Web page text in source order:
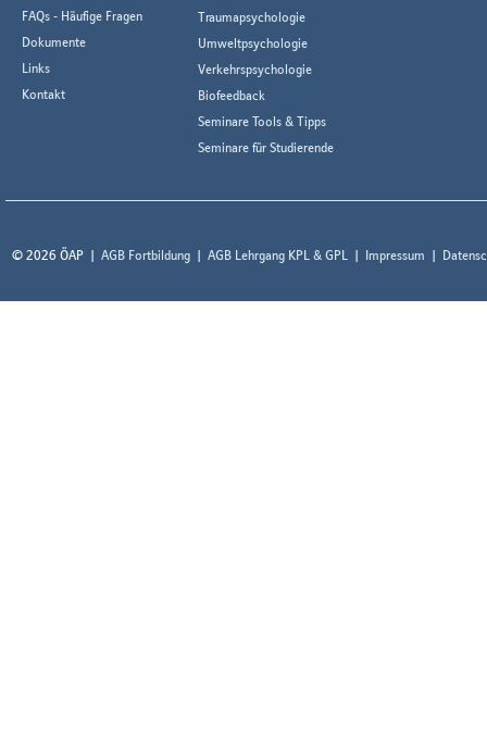
FAQs - Häufige Fragen
Dokumente
Links
Kontakt
Traumapsychologie
Umweltpsychologie
Verkehrspsychologie
Biofeedback
Seminare Tools & Tipps
Seminare für Studierende
© 2026 ÖAP AGB Fortbildung AGB Lehrgang KPL & GPL Impressum